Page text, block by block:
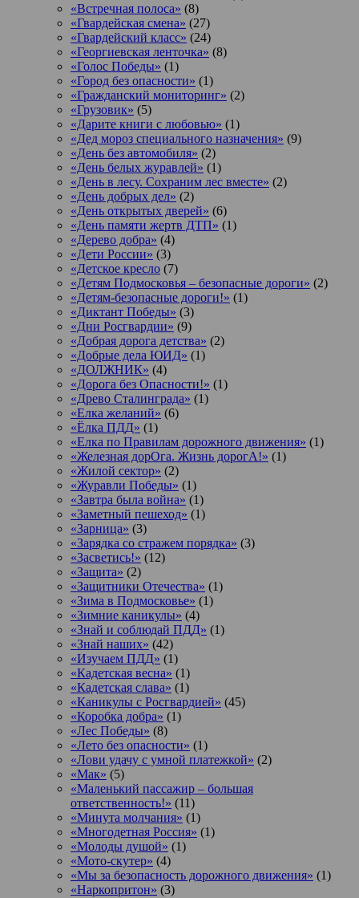
«Встречная полоса» (8)
«Гвардейская смена» (27)
«Гвардейский класс» (24)
«Георгиевская ленточка» (8)
«Голос Победы» (1)
«Город без опасности» (1)
«Гражданский мониторинг» (2)
«Грузовик» (5)
«Дарите книги с любовью» (1)
«Дед мороз специального назначения» (9)
«День без автомобиля» (2)
«День белых журавлей» (1)
«День в лесу. Сохраним лес вместе» (2)
«День добрых дел» (2)
«День открытых дверей» (6)
«День памяти жертв ДТП» (1)
«Дерево добра» (4)
«Дети России» (3)
«Детское кресло (7)
«Детям Подмосковья – безопасные дороги» (2)
«Детям-безопасные дороги!» (1)
«Диктант Победы» (3)
«Дни Росгвардии» (9)
«Добрая дорога детства» (2)
«Добрые дела ЮИД» (1)
«ДОЛЖНИК» (4)
«Дорога без Опасности!» (1)
«Древо Сталинграда» (1)
«Елка желаний» (6)
«Ёлка ПДД» (1)
«Елка по Правилам дорожного движения» (1)
«Железная дорОга. Жизнь дорогА!» (1)
«Жилой сектор» (2)
«Журавли Победы» (1)
«Завтра была война» (1)
«Заметный пешеход» (1)
«Зарница» (3)
«Зарядка со стражем порядка» (3)
«Засветись!» (12)
«Защита» (2)
«Защитники Отечества» (1)
«Зима в Подмосковье» (1)
«Зимние каникулы» (4)
«Знай и соблюдай ПДД» (1)
«Знай наших» (42)
«Изучаем ПДД» (1)
«Кадетская весна» (1)
«Кадетская слава» (1)
«Каникулы с Росгвардией» (45)
«Коробка добра» (1)
«Лес Победы» (8)
«Лето без опасности» (1)
«Лови удачу с умной платежкой» (2)
«Мак» (5)
«Маленький пассажир – большая
ответственность!» (11)
«Минута молчания» (1)
«Многодетная Россия» (1)
«Молоды душой» (1)
«Мото-скутер» (4)
«Мы за безопасность дорожного движения» (1)
«Наркопритон» (3)